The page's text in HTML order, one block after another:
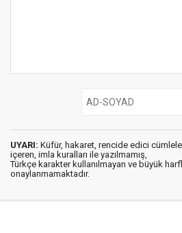
UYARI: Küfür, hakaret, rencide edici
içeren, imla kuralları ile yazılmamış,
Türkçe karakter kullanılmayan ve büyük
onaylanmamaktadır.